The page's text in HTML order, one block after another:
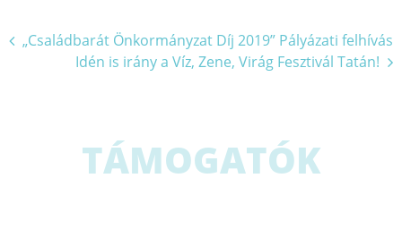
Bejegyzés
navigáció
„Családbarát Önkormányzat Díj 2019” Pályázati felhívás
Idén is irány a Víz, Zene, Virág Fesztivál Tatán!
TÁMOGATÓK